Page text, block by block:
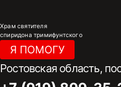
содержимому
Храм святителя
спиридона тримифунтского
Я ПОМОГУ
Ростовская область,